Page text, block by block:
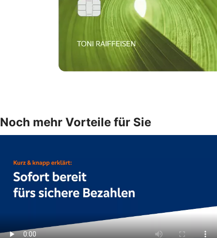
Noch mehr Vorteile für Sie